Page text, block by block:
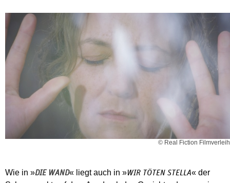
© Real Fiction Filmverleih
Wie in »DIE WAND« liegt auch in »WIR TÖTEN STELLA« der